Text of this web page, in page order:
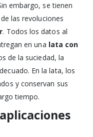
embargo, se tienen
las revoluciones
. Todos los datos al
en una lata con
de la suciedad, la
En la lata, los
y conservan sus
tiempo.